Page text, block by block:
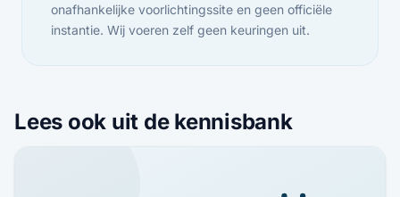
onafhankelijke voorlichtingssite en geen officiële
instantie. Wij voeren zelf geen keuringen uit.
Lees ook uit de kennisbank